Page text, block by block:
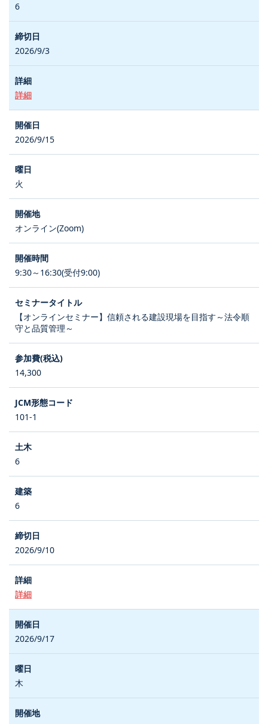
6
2026/9/3
詳細
2026/9/15
火
オンライン(Zoom)
9:30～16:30(受付9:00)
【オンラインセミナー】信頼される建設現場を目指す～法令順
守と品質管理～
14,300
101-1
6
6
2026/9/10
詳細
2026/9/17
木